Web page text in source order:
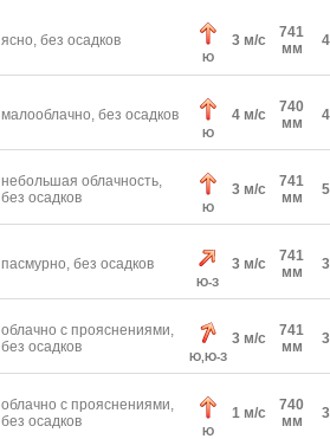
ясно, без осадков
Ю
3 м/с
741
мм
малооблачно, без осадков
Ю
4 м/с
740
мм
небольшая облачность,
без осадков
Ю
3 м/с
741
мм
пасмурно, без осадков
Ю-З
3 м/с
741
мм
облачно с прояснениями,
без осадков
Ю,Ю-З
3 м/с
741
мм
облачно с прояснениями,
без осадков
Ю
1 м/с
740
мм